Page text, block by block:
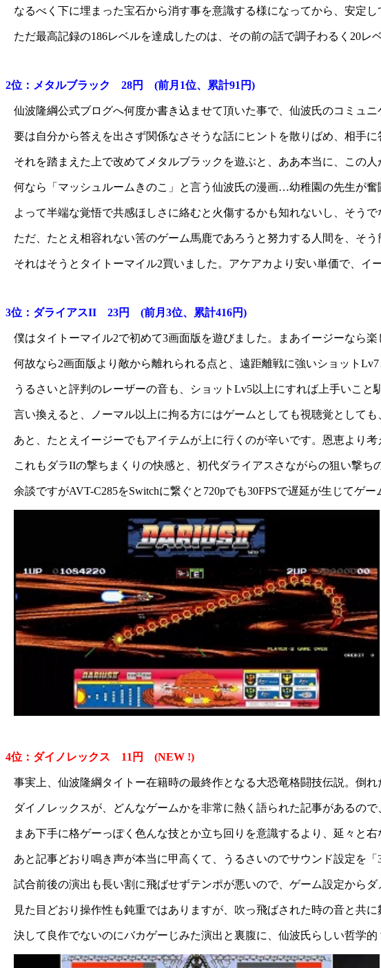
なるべく下に埋まった宝石から消す事を意識する様になってから、安定し
ただ最高記録の186レベルを達成したのは、その前の話で調子わるく20レ
2位：メタルブラック 28円 (前月1位、累計91円)
仙波隆綱公式ブログへ何度か書き込ませて頂いた事で、仙波氏のコミュ
要は自分から答えを出さず関係なさそうな話にヒントを散りばめ、相手に
それを踏まえた上で改めてメタルブラックを遊ぶと、ああ本当に、この
何なら「マッシュルームきのこ」と言う仙波氏の漫画…幼稚園の先生が奮
よって半端な覚悟で共感ほしさに絡むと火傷するかも知れないし、そう
ただ、たとえ相容れない筈のゲーム馬鹿であろうと努力する人間を、そ
それはそうとタイトーマイル2買いました。アケアカより安い単価で、イ
3位：ダライアスII 23円 (前月3位、累計416円)
僕はタイトーマイル2で初めて3画面版を遊びました。まあイージーなら
何故なら2画面版より敵から離れられる点と、遠距離戦に強いショット
うるさいと評判のレーザーの音も、ショットLv5以上にすれば上手いこと
言い換えると、ノーマル以上に拘る方にはゲームとしても視聴覚として
あと、たとえイージーでもアイテムが上に行くのが辛いです。恩恵より
これもダラIIの撃ちまくりの快感と、初代ダライアスさながらの狙い撃ち
余談ですがAVT-C285をSwitchに繋ぐと720pでも30FPSで遅延が生じてゲ
4位：ダイノレックス 11円 (NEW !)
事実上、仙波隆綱タイトー在籍時の最終作となる大恐竜格闘技伝説。倒
ダイノレックスが、どんなゲームかを非常に熱く語られた記事があるので
まあ下手に格ゲーっぽく色んな技とか立ち回りを意識するより、延々と
あと記事どおり鳴き声が本当に甲高くて、うるさいのでサウンド設定を
試合前後の演出も長い割に飛ばせずテンポが悪いので、ゲーム設定から
見た目どおり操作性も鈍重ではありますが、吹っ飛ばされた時の音と共
決して良作でないのにバカゲーじみた演出と裏腹に、仙波氏らしい哲学